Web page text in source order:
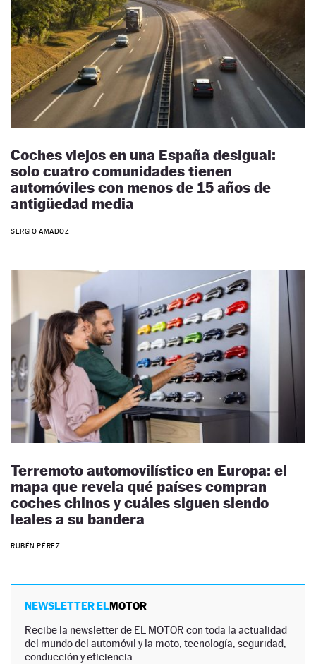
Coches viejos en una España desigual:
solo cuatro comunidades tienen
automóviles con menos de 15 años de
antigüedad media
SERGIO AMADOZ
Terremoto automovilístico en Europa: el
mapa que revela qué países compran
coches chinos y cuáles siguen siendo
leales a su bandera
RUBÉN PÉREZ
NEWSLETTER ELMOTOR
Recibe la newsletter de EL MOTOR con toda la actualidad
del mundo del automóvil y la moto, tecnología, seguridad,
conducción y eficiencia.